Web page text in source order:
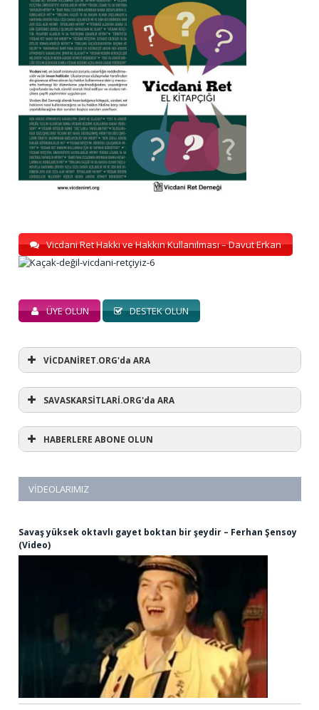
Vicdani Ret Hakkı ve Hakkın Kullanılması – Davut Erkan
ÜYE OLUN DESTEK OLUN
VİCDANİRET.ORG'da ARA
SAVASKARSİTLARİ.ORG'da ARA
HABERLERE ABONE OLUN
VIDEOLARIMIZ
Savaş yüksek oktavlı gayet boktan bir şeydir – Ferhan Şensoy
(Video)